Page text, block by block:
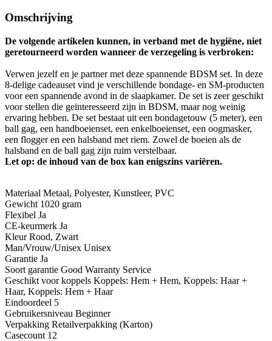
Omschrijving
De volgende artikelen kunnen, in verband met de hygiëne, niet
geretourneerd worden wanneer de verzegeling is verbroken:
Verwen jezelf en je partner met deze spannende BDSM set. In deze
8-delige cadeauset vind je verschillende bondage- en SM-producten
voor een spannende avond in de slaapkamer. De set is zeer geschikt
voor stellen die geïnteresseerd zijn in BDSM, maar nog weinig
ervaring hebben. De set bestaat uit een bondagetouw (5 meter), een
ball gag, een handboeienset, een enkelboeienset, een oogmasker,
een flogger en een halsband met riem. Zowel de boeien als de
halsband en de ball gag zijn ruim verstelbaar.
Let op: de inhoud van de box kan enigszins variëren.
Materiaal Metaal, Polyester, Kunstleer, PVC
Gewicht 1020 gram
Flexibel Ja
CE-keurmerk Ja
Kleur Rood, Zwart
Man/Vrouw/Unisex Unisex
Garantie Ja
Soort garantie Good Warranty Service
Geschikt voor koppels Koppels: Hem + Hem, Koppels: Haar +
Haar, Koppels: Hem + Haar
Eindoordeel 5
Gebruikersniveau Beginner
Verpakking Retailverpakking (Karton)
Casecount 12